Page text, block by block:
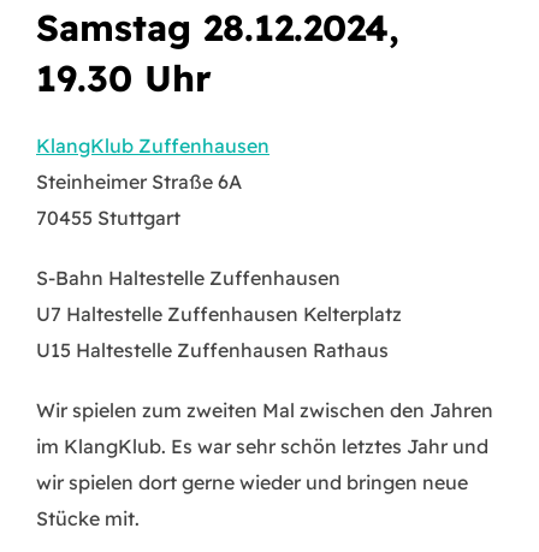
Samstag 28.12.2024,
19.30 Uhr
KlangKlub Zuffenhausen
Steinheimer Straße 6A
70455 Stuttgart
S-Bahn Haltestelle Zuffenhausen
U7 Haltestelle Zuffenhausen Kelterplatz
U15 Haltestelle Zuffenhausen Rathaus
Wir spielen zum zweiten Mal zwischen den Jahren
im KlangKlub. Es war sehr schön letztes Jahr und
wir spielen dort gerne wieder und bringen neue
Stücke mit.